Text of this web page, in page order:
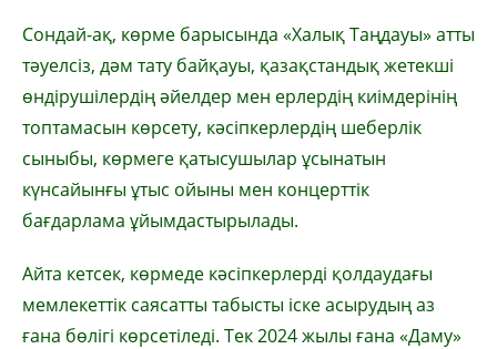
Сондай-ақ, көрме барысында «Халық Таңдауы» атты
тәуелсіз, дәм тату байқауы, қазақстандық жетекші
өндірушілердің әйелдер мен ерлердің киімдерінің
топтамасын көрсету, кәсіпкерлердің шеберлік
сыныбы, көрмеге қатысушылар ұсынатын
күнсайынғы ұтыс ойыны мен концерттік
бағдарлама ұйымдастырылады.
Айта кетсек, көрмеде кәсіпкерлерді қолдаудағы
мемлекеттік саясатты табысты іске асырудың аз
ғана бөлігі көрсетіледі. Тек 2024 жылы ғана «Даму»